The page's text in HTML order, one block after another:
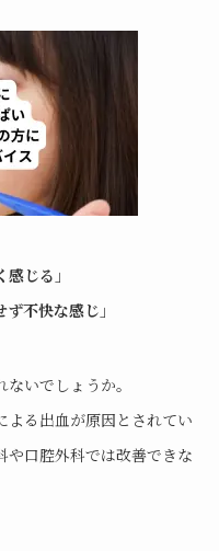
じる」
不快な感じ」
いでしょうか。
よる出血が原因とされてい
や口腔外科では改善できな